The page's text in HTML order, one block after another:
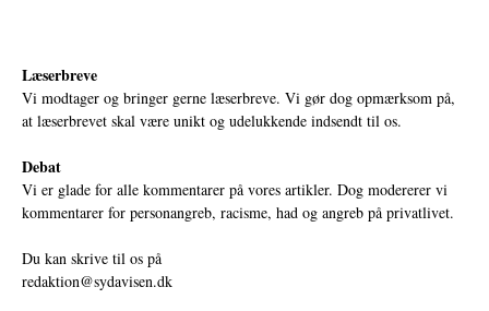
Læserbreve
Vi modtager og bringer gerne læserbreve. Vi gør dog opmærksom på,
at læserbrevet skal være unikt og udelukkende indsendt til os.
Debat
Vi er glade for alle kommentarer på vores artikler. Dog modererer vi
kommentarer for personangreb, racisme, had og angreb på privatlivet.
Du kan skrive til os på
redaktion@sydavisen.dk